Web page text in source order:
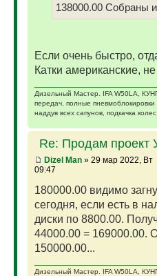
138000.00 Собраны
Если очень быстро,
Катки американские, не
Дизельный Мастер. IFA W50LA,
передач, полные
наддув всех сапунов, подкачка колес.
Re: Продам
Dizel Man» 29 мар 2022, Вт
09:47
180000.00 видимо
сегодня, если есть в
диски по 8800.00.
44000.00 = 169000.00.
150000.00...
Дизельный Мастер. IFA W50LA,